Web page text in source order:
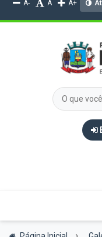
A- A A+